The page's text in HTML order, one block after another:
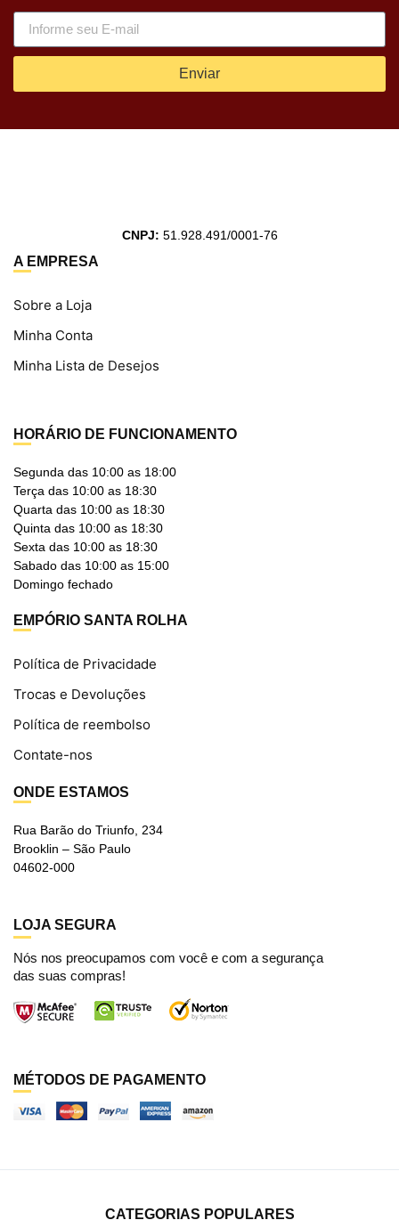
Enviar
CNPJ: 51.928.491/0001-76
A EMPRESA
Sobre a Loja
Minha Conta
Minha Lista de Desejos
HORÁRIO DE FUNCIONAMENTO
Segunda das 10:00 as 18:00
Terça das 10:00 as 18:30
Quarta das 10:00 as 18:30
Quinta das 10:00 as 18:30
Sexta das 10:00 as 18:30
Sabado das 10:00 as 15:00
Domingo fechado
EMPÓRIO SANTA ROLHA
Política de Privacidade
Trocas e Devoluções
Política de reembolso
Contate-nos
ONDE ESTAMOS
Rua Barão do Triunfo, 234
Brooklin – São Paulo
04602-000
LOJA SEGURA
Nós nos preocupamos com você e com a segurança
das suas compras!
MÉTODOS DE PAGAMENTO
CATEGORIAS POPULARES